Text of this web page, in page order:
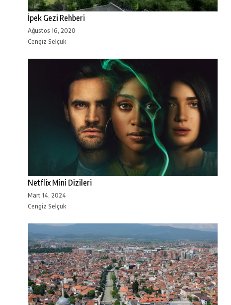
İpek Gezi Rehberi
Ağustos 16, 2020
Cengiz Selçuk
Netflix Mini Dizileri
Mart 14, 2024
Cengiz Selçuk